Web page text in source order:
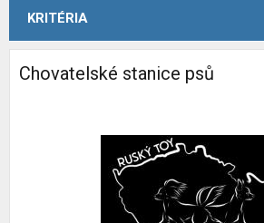
KRITÉRIA
Chovatelské stanice psů